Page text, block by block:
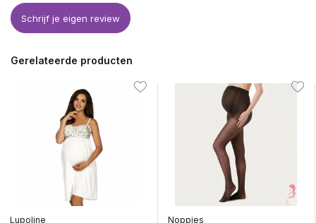
Schrijf je eigen review
Gerelateerde producten
Lupoline Noppies